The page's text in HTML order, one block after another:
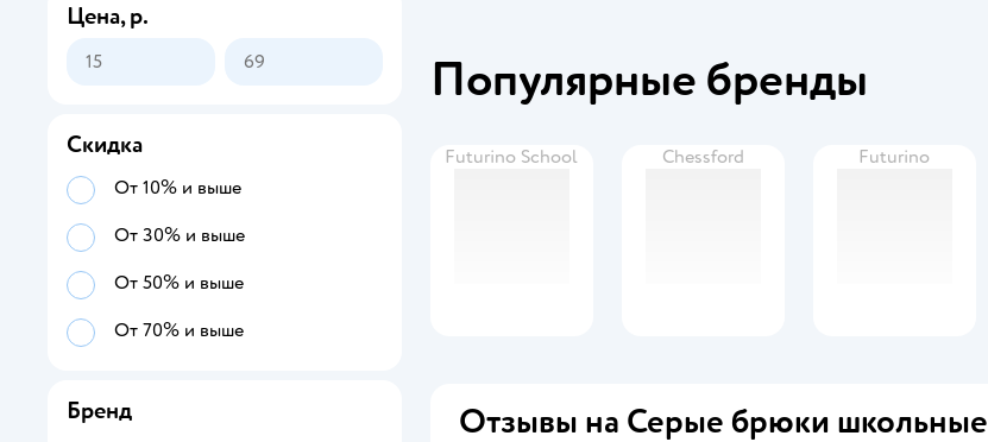
Популярные бренды
Futurino School Chessford Futurino
Отзывы на Серые брюки школьные
Цена, р.
Скидка
От 10% и выше
От 30% и выше
От 50% и выше
От 70% и выше
Бренд